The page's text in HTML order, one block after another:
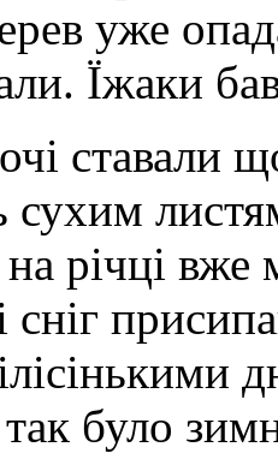
уже
Їжаки
ставали
сухим
річці
сніг
було